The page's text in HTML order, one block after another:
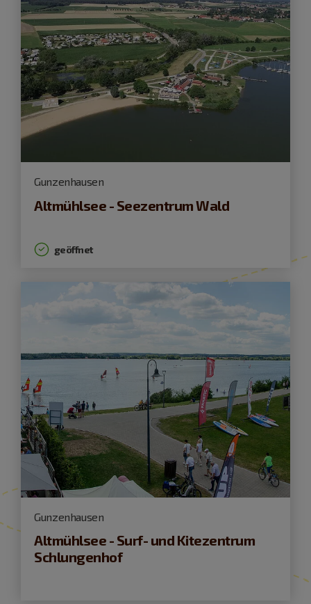
Gunzenhausen
Altmühlsee - Seezentrum Wald
geöffnet
Gunzenhausen
Altmühlsee - Surf- und Kitezentrum
Schlungenhof